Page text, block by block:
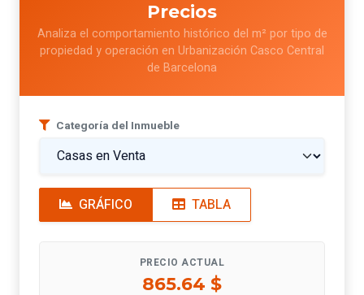
Precios
Analiza el comportamiento histórico del m² por tipo de
propiedad y operación en Urbanización Casco Central
de Barcelona
Categoría del Inmueble
GRÁFICO TABLA
PRECIO ACTUAL
865.64 $